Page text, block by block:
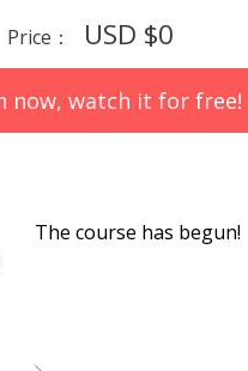
The course has begun!
Price： USD $0
now, watch it for free!